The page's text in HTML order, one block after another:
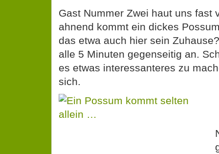
Gast Nummer Zwei haut uns fast
ahnend kommt ein dickes
das etwa auch hier sein
alle 5 Minuten gegenseitig an.
es etwas interessanteres zu
sich.